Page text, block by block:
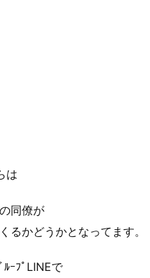
は
同僚が
るかどうかとなってます。
ﾙｰﾌﾟLINEで